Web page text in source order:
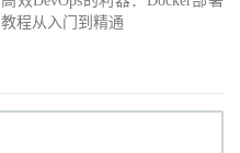
教程从入门到精通